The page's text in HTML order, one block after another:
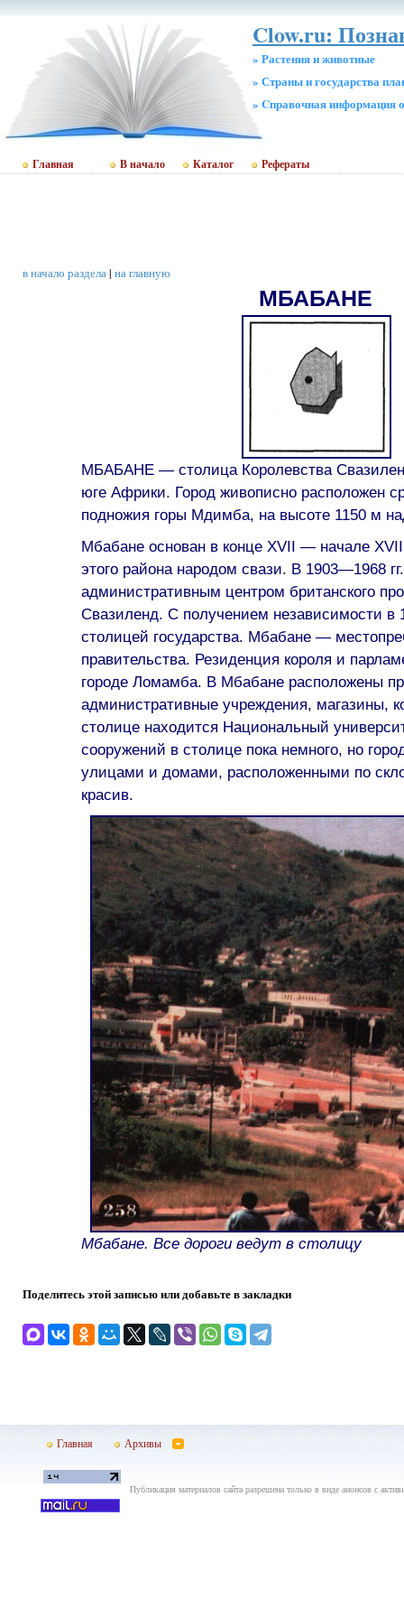
Clow.ru:
» Растения и животные
» Страны и государства
» Cправочная информация
Главная В начало Каталог Рефераты
в начало раздела| на главную
МБАБАНЕ
МБАБАНЕ — столица Королевства
юге Африки. Город живописно расположен
подножия горы Мдимба, на высоте 1150 м
Мбабане основан в конце XVII — начале
этого района народом свази. В 1903—1968
административным центром британского
Свазиленд. С получением независимости в
столицей государства. Мбабане —
правительства. Резиденция короля и
городе Ломамба. В Мбабане расположены
административные учреждения, магазины,
столице находится Национальный
сооружений в столице пока немного, но
улицами и домами, расположенными по
красив.
Мбабане. Все дороги ведут в столицу
Поделитесь этой записью или добавьте в закладки
Главная Архивы
Публикация материалов сайта разрешена только в виде анонсов с